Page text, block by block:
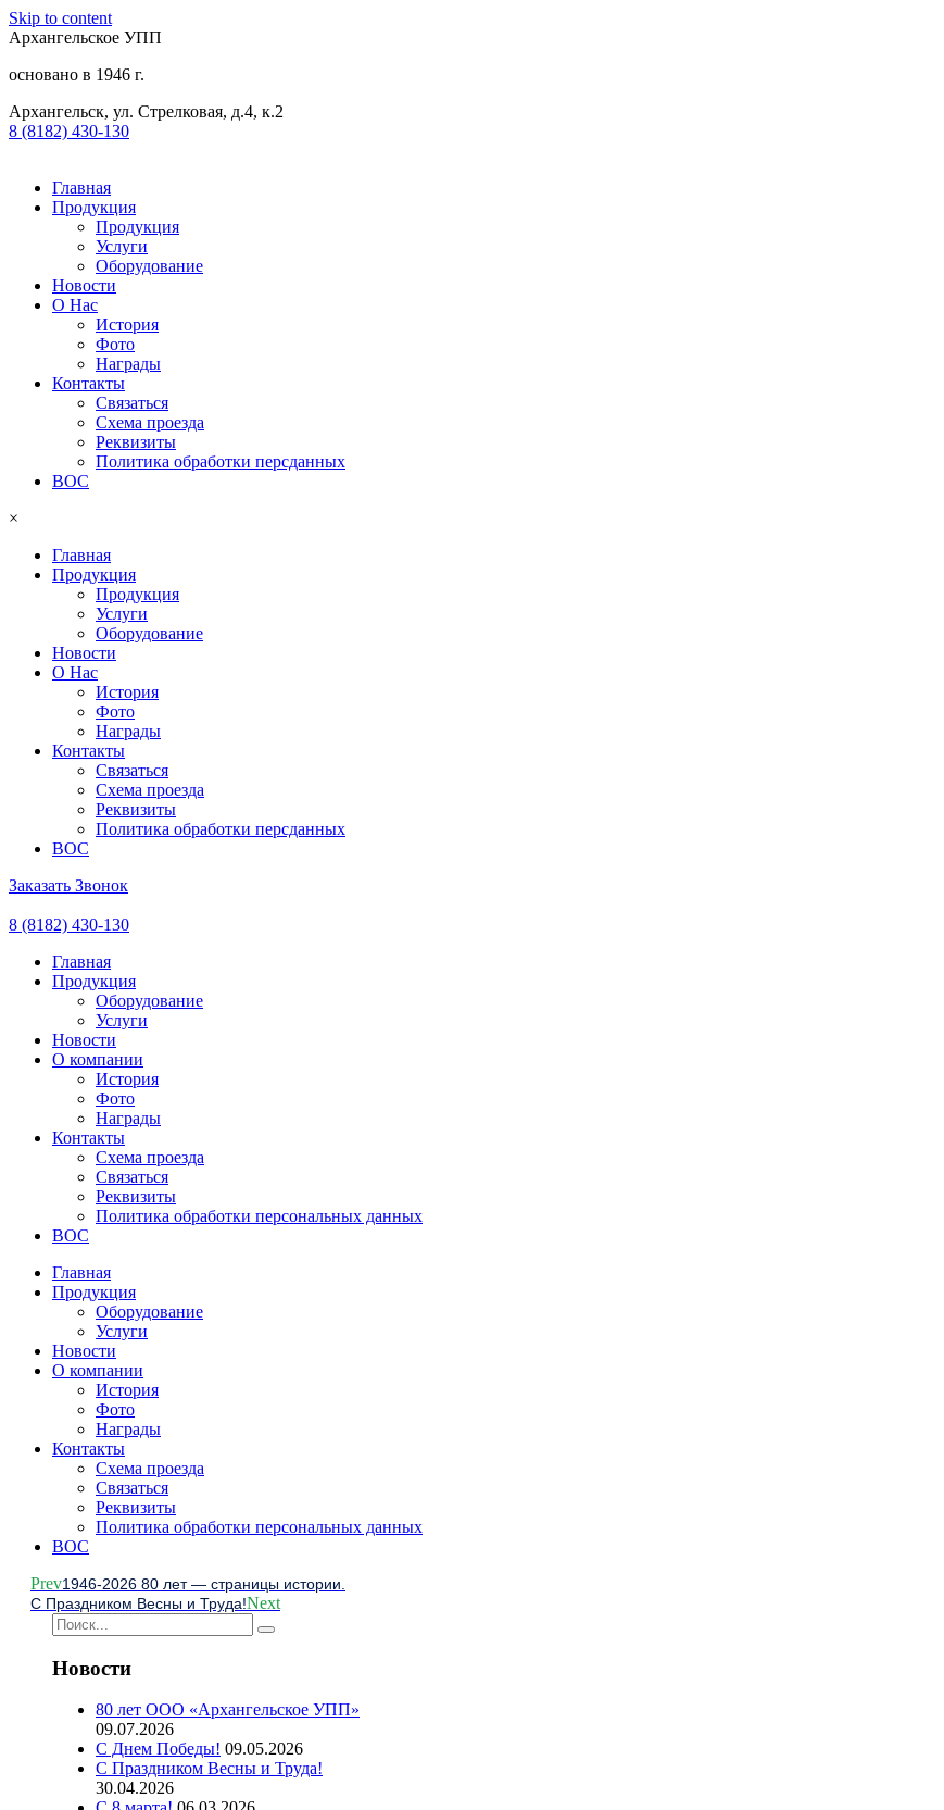
Skip to content
Архангельское УПП
основано в 1946 г.
Архангельск, ул. Стрелковая, д.4, к.2
8 (8182) 430-130​
Главная
Продукция
Продукция
Услуги
Оборудование
Новости
О Нас
История
Фото
Награды
Контакты
Связаться
Схема проезда
Реквизиты
Политика обработки персданных
ВОС
×
Главная
Продукция
Продукция
Услуги
Оборудование
Новости
О Нас
История
Фото
Награды
Контакты
Связаться
Схема проезда
Реквизиты
Политика обработки персданных
ВОС
Заказать Звонок
8 (8182) 430-130
Главная
Продукция
Оборудование
Услуги
Новости
О компании
История
Фото
Награды
Контакты
Схема проезда
Связаться
Реквизиты
Политика обработки персональных данных
ВОС
Главная
Продукция
Оборудование
Услуги
Новости
О компании
История
Фото
Награды
Контакты
Схема проезда
Связаться
Реквизиты
Политика обработки персональных данных
ВОС
Prev1946-2026 80 лет — страницы истории.
С Праздником Весны и Труда!Next
Новости
80 лет ООО «Архангельское УПП»
09.07.2026
С Днем Победы! 09.05.2026
С Праздником Весны и Труда!
30.04.2026